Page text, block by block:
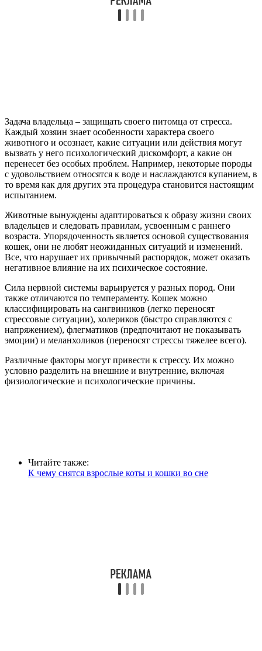
Задача владельца – защищать своего питомца от стресса.
Каждый хозяин знает особенности характера своего
животного и осознает, какие ситуации или действия могут
вызвать у него психологический дискомфорт, а какие он
перенесет без особых проблем. Например, некоторые породы
с удовольствием относятся к воде и наслаждаются купанием, в
то время как для других эта процедура становится настоящим
испытанием.
Животные вынуждены адаптироваться к образу жизни своих
владельцев и следовать правилам, усвоенным с раннего
возраста. Упорядоченность является основой существования
кошек, они не любят неожиданных ситуаций и изменений.
Все, что нарушает их привычный распорядок, может оказать
негативное влияние на их психическое состояние.
Сила нервной системы варьируется у разных пород. Они
также отличаются по темпераменту. Кошек можно
классифицировать на сангвиников (легко переносят
стрессовые ситуации), холериков (быстро справляются с
напряжением), флегматиков (предпочитают не показывать
эмоции) и меланхоликов (переносят стрессы тяжелее всего).
Различные факторы могут привести к стрессу. Их можно
условно разделить на внешние и внутренние, включая
физиологические и психологические причины.
Читайте также:
К чему снятся взрослые коты и кошки во сне